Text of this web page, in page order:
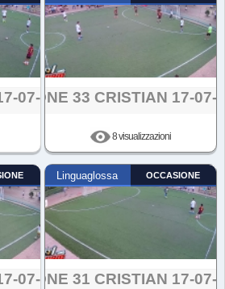
07-2024
AZIONE 33 CRISTIAN 17-07-
8 visualizzazioni
07-2024
Linguaglossa OCCASIONE
AZIONE 31 CRISTIAN 17-07-